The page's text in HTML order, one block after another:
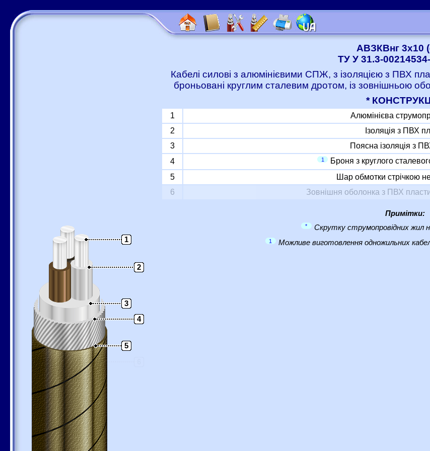
1
2
3
4
5
АВЗКВнг 3x10
ТУ У 31.3-
Кабелі силові з алюмінієвими СПЖ, з ізоляцією з ПВХ
броньовані круглим сталевим дротом, із зовнішньою
*
1
Алюмінієва
2
Ізоляція з ПВХ
3
Поясна ізоляція з
4
1
Броня з круглого
5
Шар обмотки стрічкою
6
Зовнішня оболонка з ПВХ
Примітки:
* Скрутку струмопровідних жил
1 Можливе виготовлення одножильних